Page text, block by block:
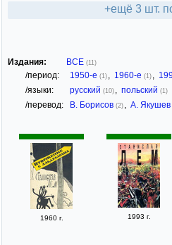
+ещё 3 шт.
Издания: ВСЕ (11)
/период: 1950-е (1) , 1960-е (1) ,
/языки: русский (10) , польский (1)
/перевод: В. Борисов (2) , А. Якушев
1960 г. 1993 г.